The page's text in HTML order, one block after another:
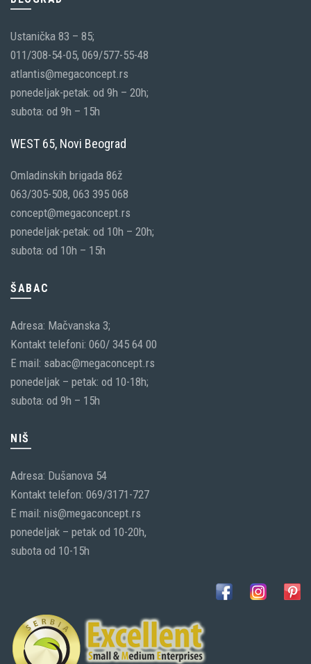
Ustanička 83 – 85;
011/308-54-05, 069/577-55-48
atlantis@megaconcept.rs
ponedeljak-petak: od 9h – 20h;
subota: od 9h – 15h
WEST 65, Novi Beograd
Omladinskih brigada 86ž
063/305-508, 063 395 068
concept@megaconcept.rs
ponedeljak-petak: od 10h – 20h;
subota: od 10h – 15h
ŠABAC
Adresa: Mačvanska 3;
Kontakt telefoni: 060/ 345 64 00
E mail: sabac@megaconcept.rs
ponedeljak – petak: od 10-18h;
subota: od 9h – 15h
NIŠ
Adresa: Dušanova 54
Kontakt telefon: 069/3171-727
E mail: nis@megaconcept.rs
ponedeljak – petak od 10-20h,
subota od 10-15h